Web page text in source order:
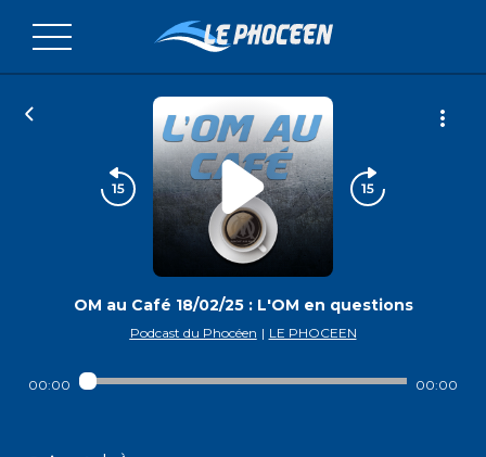
OM au Café 18/02/25 : L'OM en questions
Podcast du Phocéen | LE PHOCEEN
00:00 00:00